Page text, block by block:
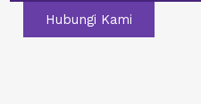
Hubungi Kami